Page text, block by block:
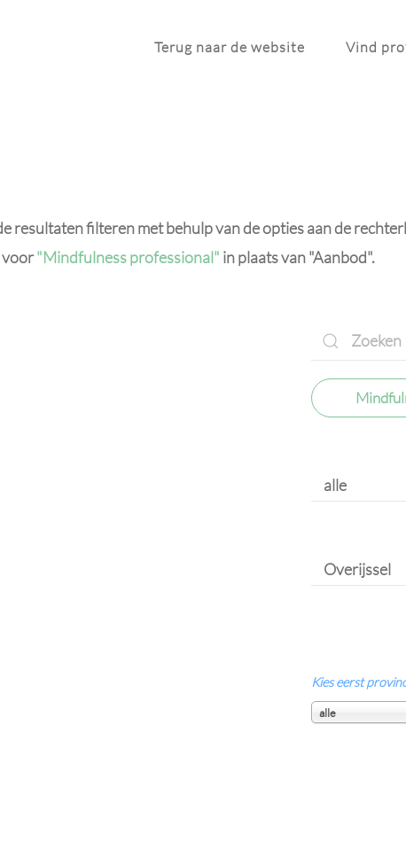
Terug naar de website Vind
resultaten filteren met behulp van de opties aan de
voor"Mindfulness professional" in plaats van "Aanbod".
Kies eerst
alle